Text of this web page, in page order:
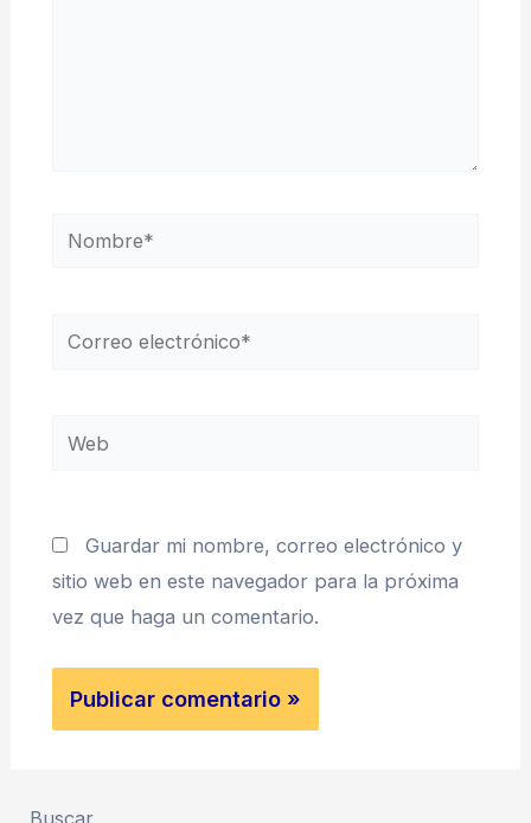
Nombre*
Correo
Web
Guardar mi nombre, correo electrónico y
sitio web en este navegador para la próxima
vez que haga un comentario.
Buscar